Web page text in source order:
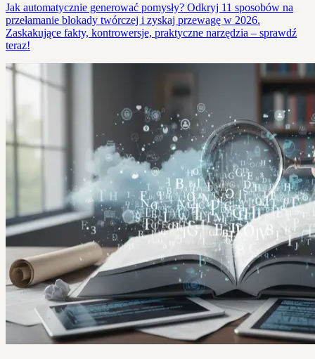
Jak automatycznie generować pomysły? Odkryj 11 sposobów na
przełamanie blokady twórczej i zyskaj przewagę w 2026.
Zaskakujące fakty, kontrowersje, praktyczne narzędzia – sprawdź
teraz!